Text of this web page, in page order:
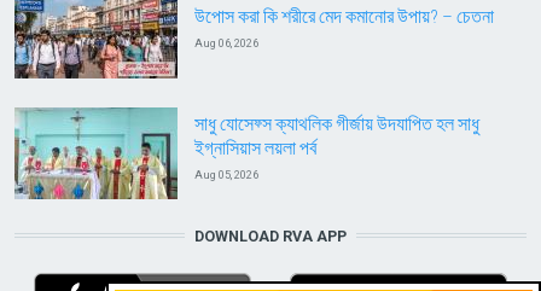
উপোস করা কি শরীরে মেদ কমানোর উপায়? – চেতনা
Aug 06, 2026
সাধু যোসেফ্স ক্যাথলিক গীর্জায় উদযাপিত হল সাধু
ইগ্নাসিয়াস লয়লা পর্ব
Aug 05, 2026
DOWNLOAD RVA APP